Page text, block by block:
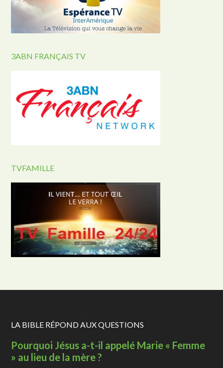
3ABN FRANÇAIS TV
TVFAMILLE
LA BIBLE RÉPOND AUX QUESTIONS
Pourquoi Jésus a-t-il appelé Marie « Femme
» au lieu de la mère ?